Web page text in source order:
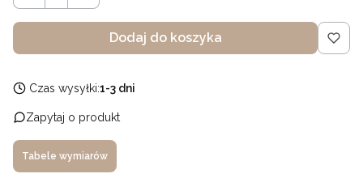
Dodaj do koszyka
Czas wysyłki:1-3 dni
Zapytaj o produkt
Tabele wymiarów